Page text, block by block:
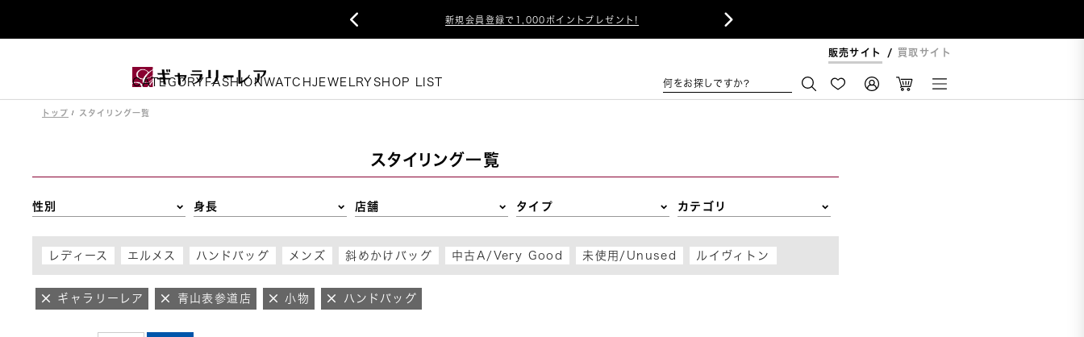
新規会員登録で1,000ポイントプレゼント!
 
販売サイト 買取サイト
CATEGORY FASHIONWATCHJEWELRY SHOP LIST 何をお探しですか?
トップ スタイリング一覧
スタイリング一覧
性別 身長 店舗 タイプ カテゴリ
レディース エルメス ハンドバッグ メンズ 斜めかけバッグ 中古A/Very Good 未使用/Unused ルイヴィトン
ギャラリーレア 青山表参道店 小物 ハンドバッグ